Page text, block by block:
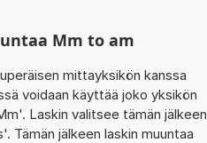
Mm to am
mittayksikön kanssa
voidaan käyttää joko yksikön
Laskin valitsee tämän jälkeen
Tämän jälkeen laskin muuntaa